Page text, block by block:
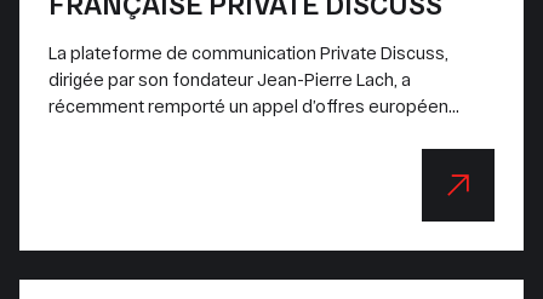
La plateforme de communication Private Discuss,
dirigée par son fondateur Jean-Pierre Lach, a
récemment remporté un appel d’offres européen...